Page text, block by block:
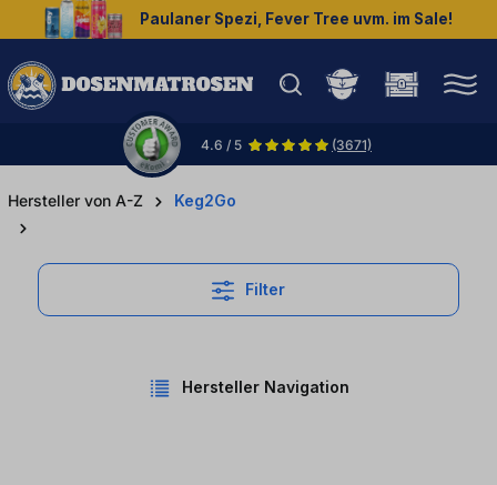
springen Paulaner Spezi, Fever Tree uvm. im Sale!
4.6 / 5 (3671)
Hersteller von A-Z Keg2Go
Filter
Hersteller Navigation